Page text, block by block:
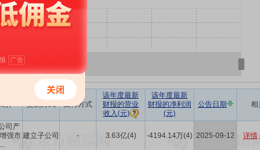
介 交易方式 支付方式
该年度最新
财报的营业
收入(元)
该年度最新
财报的净利润
(元)
公告日期 相
司产
强市 建立子公司 - 3.63亿(4) -4194.14万(4) 2025-09-12 详情